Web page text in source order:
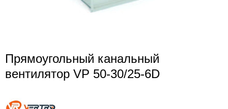
Прямоугольный канальный
вентилятор VP 50-30/25-6D